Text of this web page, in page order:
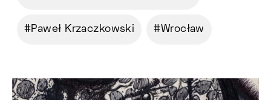
Paweł Krzaczkowski Wrocław